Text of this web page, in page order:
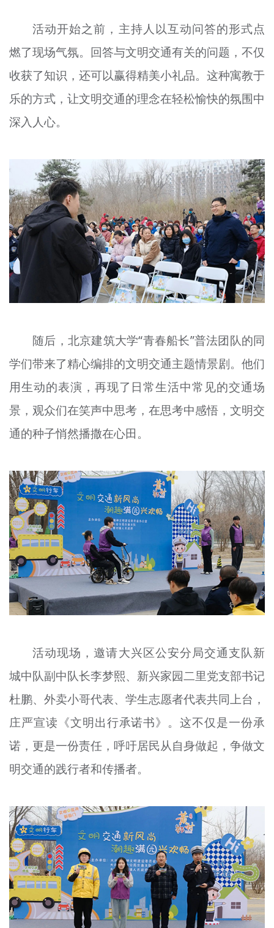
活动开始之前，主持人以互动问答的形式点
燃了现场气氛。回答与文明交通有关的问题，不仅
收获了知识，还可以赢得精美小礼品。这种寓教于
乐的方式，让文明交通的理念在轻松愉快的氛围中
深入人心。
随后，北京建筑大学“青春船长”普法团队的同
学们带来了精心编排的文明交通主题情景剧。他们
用生动的表演，再现了日常生活中常见的交通场
景，观众们在笑声中思考，在思考中感悟，文明交
通的种子悄然播撒在心田。
活动现场，邀请大兴区公安分局交通支队新
城中队副中队长李梦熙、新兴家园二里党支部书记
杜鹏、外卖小哥代表、学生志愿者代表共同上台，
庄严宣读《文明出行承诺书》。这不仅是一份承
诺，更是一份责任，呼吁居民从自身做起，争做文
明交通的践行者和传播者。